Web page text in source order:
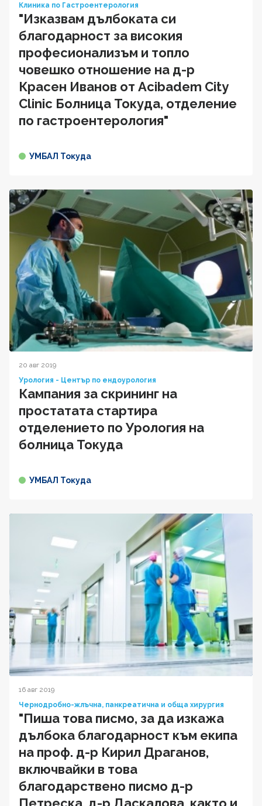
Клиника по Гастроентерология
"Изказвам дълбоката си
благодарност за високия
професионализъм и топло
човешко отношение на д-р
Красен Иванов от Acibadem City
Clinic Болница Токуда, отделение
по гастроентерология"
УМБАЛ Токуда
20 авг 2019
Урология - Център по ендоурология
Кампания за скрининг на
простатата стартира
отделението по Урология на
болница Токуда
УМБАЛ Токуда
16 авг 2019
Чернодробно-жлъчна, панкреатична и обща хирургия
"Пиша това писмо, за да изкажа
дълбока благодарност към екипа
на проф. д-р Кирил Драганов,
включвайки в това
благодарствено писмо д-р
Петреска, д-р Даскалова, както и